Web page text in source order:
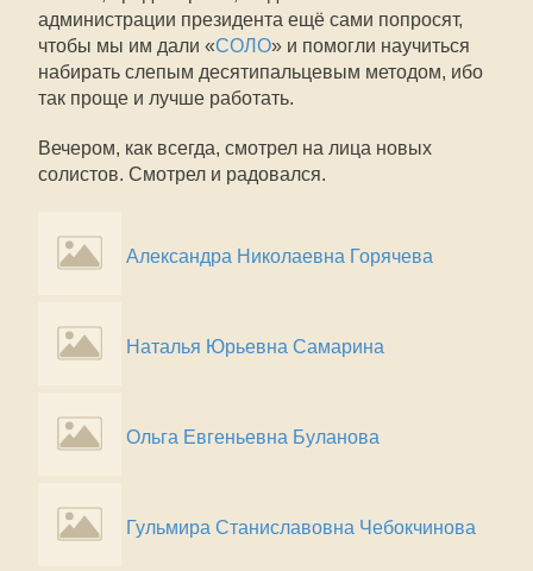
администрации президента ещё сами попросят,
чтобы мы им дали «СОЛО» и помогли научиться
набирать слепым десятипальцевым методом, ибо
так проще и лучше работать.
Вечером, как всегда, смотрел на лица новых
солистов. Смотрел и радовался.
Александра Николаевна Горячева
Наталья Юрьевна Самарина
Ольга Евгеньевна Буланова
Гульмира Станиславовна Чебокчинова